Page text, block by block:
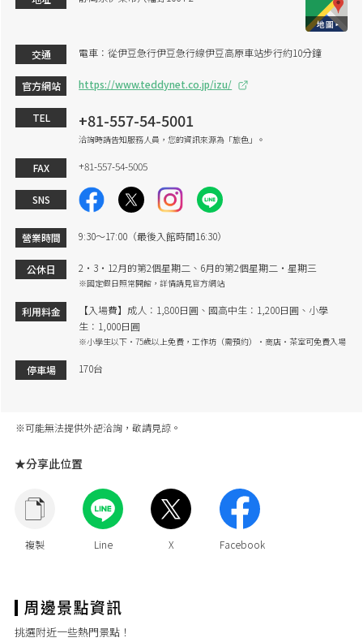
交通 電車：從伊豆急行伊豆急行線伊豆高原車站步行約10分鐘
官方網站 https://www.teddynet.co.jp/izu/
TEL +81-557-54-5001
洽詢時請告知服務人員，您的資訊來源為「旅色」。
FAX +81-557-54-5005
SNS
營業時間 9:30～17:00（最後入館時間16:30）
公休日 2・3・12月的第2個星期二、6月的第2個星期二・星期三
※國定假日照常開館，詳情請見官方網站
利用料金
【入場費】成人：1,800日圓、國高中生：1,200日圓、小學
生：1,000日圓
※小學生以下・75歲以上免費，工作坊（需預約）・商店・茶室可免費入場
停車場 170台
※可能無法提供外語洽詢，敬請見諒。
★分享此位置
挑選附近一些熱門景點！